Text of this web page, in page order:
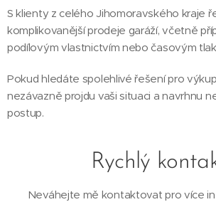
S klienty z celého Jihomoravského kraje
komplikovanější prodeje garáží, včetně
podílovým vlastnictvím nebo časovým
Pokud hledáte spolehlivé řešení pro
nezávazně projdu vaši situaci a navrhnu
postup.
Rychlý
Neváhejte mě kontaktovat pro více